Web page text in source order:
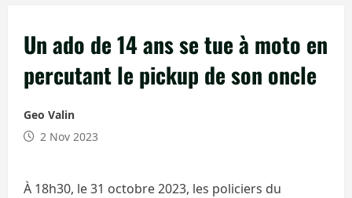
Un ado de 14 ans se tue à moto en
percutant le pickup de son oncle
Geo Valin
2 Nov 2023
À 18h30, le 31 octobre 2023, les policiers du